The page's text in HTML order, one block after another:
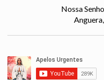
Nossa